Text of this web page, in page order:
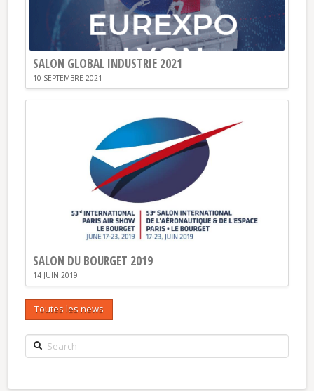
SALON GLOBAL INDUSTRIE 2021
10 SEPTEMBRE 2021
SALON DU BOURGET 2019
14 JUIN 2019
Toutes les news
Search